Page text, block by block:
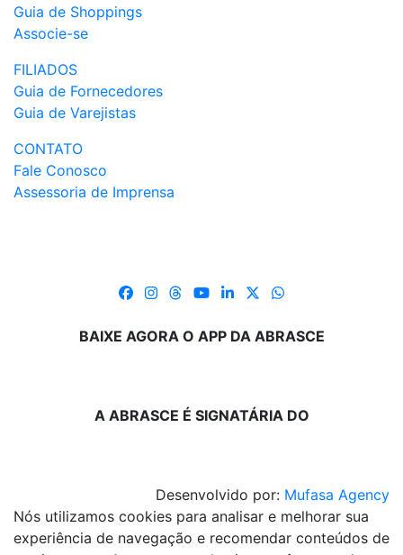
Guia de Shoppings
Associe-se
FILIADOS
Guia de Fornecedores
Guia de Varejistas
CONTATO
Fale Conosco
Assessoria de Imprensa
BAIXE AGORA O APP DA ABRASCE
A ABRASCE É SIGNATÁRIA DO
Desenvolvido por: Mufasa Agency
Nós utilizamos cookies para analisar e melhorar sua
experiência de navegação e recomendar conteúdos de